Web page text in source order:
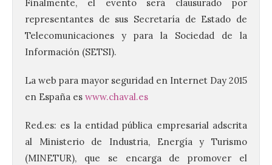
Finalmente, el evento será clausurado por
representantes de sus Secretaría de Estado de
Telecomunicaciones y para la Sociedad de la
Información (SETSI).
La web para mayor seguridad en Internet Day 2015
en España es www.chaval.es
Red.es: es la entidad pública empresarial adscrita
al Ministerio de Industria, Energía y Turismo
(MINETUR), que se encarga de promover el